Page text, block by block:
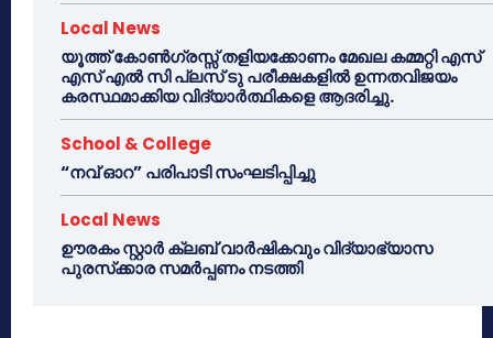
Local News
യൂത്ത് കോൺഗ്രസ്സ് തളിയക്കോണം മേഖല കമ്മറ്റി എസ്
എസ് എൽ സി പ്ലസ് ടു പരീക്ഷകളിൽ ഉന്നതവിജയം
കരസ്ഥമാക്കിയ വിദ്യാർത്ഥികളെ ആദരിച്ചു.
School & College
“നവ് ഓറ” പരിപാടി സംഘടിപ്പിച്ചു
Local News
ഊരകം സ്റ്റാർ ക്ലബ് വാർഷികവും വിദ്യാഭ്യാസ
പുരസ്‌ക്കാര സമർപ്പണം നടത്തി